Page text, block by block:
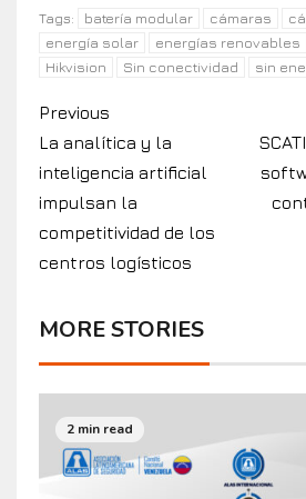
Tags: batería modular cámaras
energía solar
energías renovables
Hikvision
Sin conectividad sin
Previous
La analítica y la
inteligencia artificial
impulsan la
competitividad de los
centros logísticos
MORE STORIES
2 min read